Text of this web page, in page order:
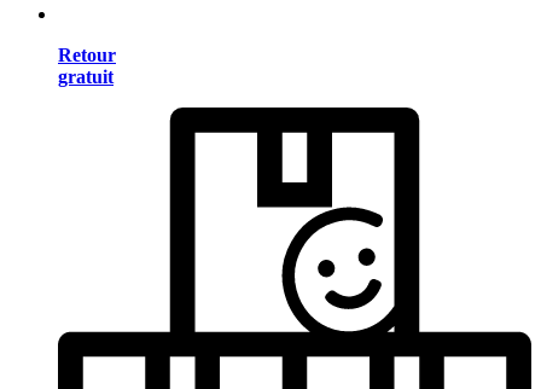
Retour
gratuit